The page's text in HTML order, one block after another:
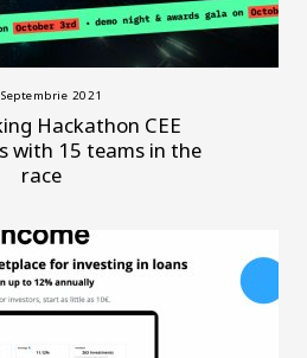
2021
Hackathon CEE
with 15 teams in the
race